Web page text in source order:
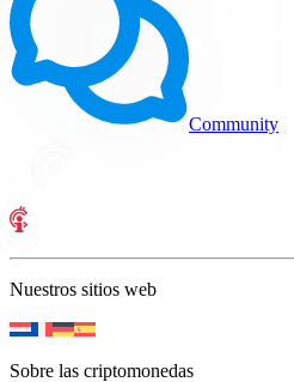
Community
Nuestros sitios web
Sobre las criptomonedas